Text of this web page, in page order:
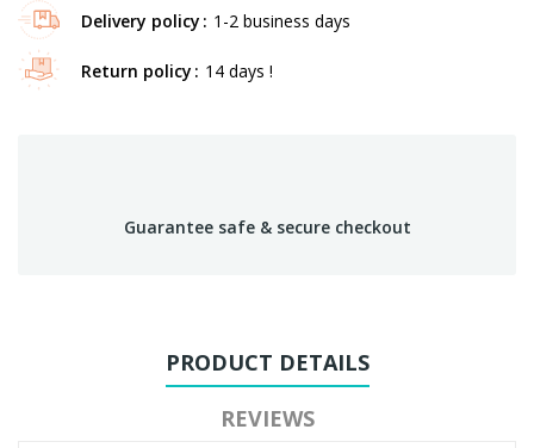
Delivery policy 1-2 business days
Return policy 14 days !
Guarantee safe & secure checkout
PRODUCT DETAILS
REVIEWS